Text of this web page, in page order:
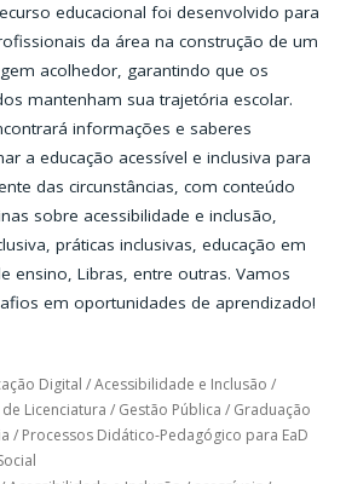
educacional foi desenvolvido para
da área na construção de um
acolhedor, garantindo que os
mantenham sua trajetória escolar.
informações e saberes
a educação acessível e inclusiva para
das circunstâncias, com conteúdo
sobre acessibilidade e inclusão,
práticas inclusivas, educação em
ensino, Libras, entre outras. Vamos
em oportunidades de aprendizado!
Digital /Acessibilidade e Inclusão /
de Licenciatura / Gestão Pública / Graduação
/ Processos Didático-Pedagógico para EaD